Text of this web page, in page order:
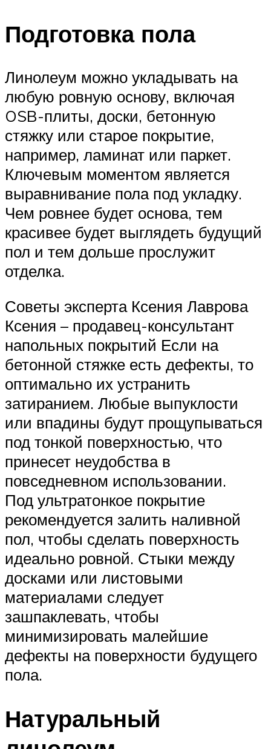
Подготовка пола
Линолеум можно укладывать на
любую ровную основу, включая
OSB-плиты, доски, бетонную
стяжку или старое покрытие,
например, ламинат или паркет.
Ключевым моментом является
выравнивание пола под укладку.
Чем ровнее будет основа, тем
красивее будет выглядеть будущий
пол и тем дольше прослужит
отделка.
Советы эксперта Ксения Лаврова
Ксения – продавец-консультант
напольных покрытий Если на
бетонной стяжке есть дефекты, то
оптимально их устранить
затиранием. Любые выпуклости
или впадины будут прощупываться
под тонкой поверхностью, что
принесет неудобства в
повседневном использовании.
Под ультратонкое покрытие
рекомендуется залить наливной
пол, чтобы сделать поверхность
идеально ровной. Стыки между
досками или листовыми
материалами следует
зашпаклевать, чтобы
минимизировать малейшие
дефекты на поверхности будущего
пола.
Натуральный